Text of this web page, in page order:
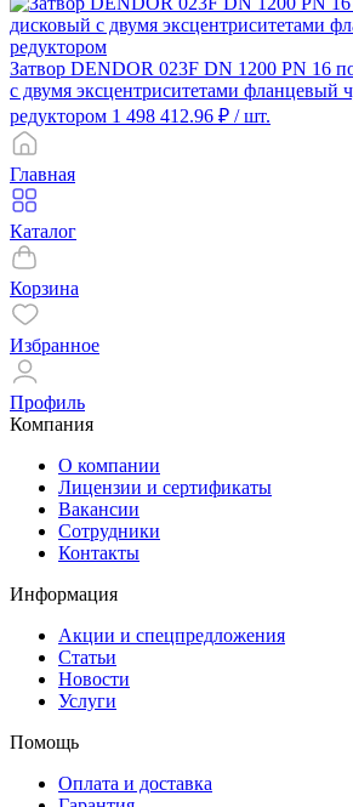
Затвор DENDOR 023F DN 1200 PN 16
c двумя эксцентриситетами фланцевый
редуктором 1 498 412.96 ₽ / шт.
Главная
Каталог
Корзина
Избранное
Профиль
Компания
О компании
Лицензии и сертификаты
Вакансии
Сотрудники
Контакты
Информация
Акции и спецпредложения
Статьи
Новости
Услуги
Помощь
Оплата и доставка